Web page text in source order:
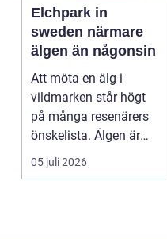
Elchpark in
sweden närmare
älgen än någonsin
Att möta en älg i
vildmarken står högt
på många resenärers
önskelista. Älgen är
Skandinaviens ikonis...
05 juli 2026